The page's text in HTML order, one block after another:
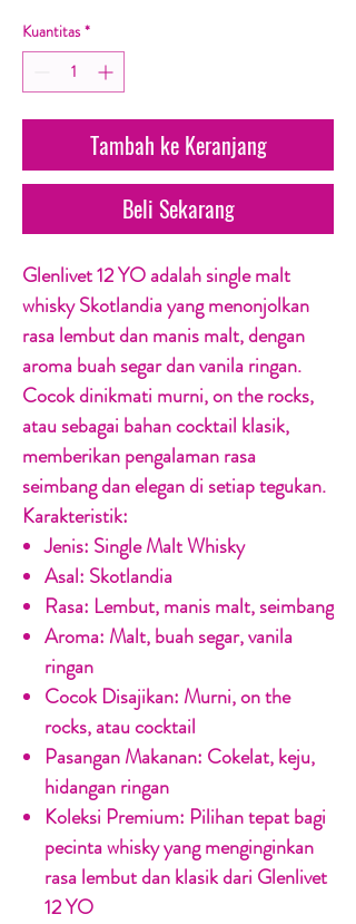
Kuantitas *
Tambah ke Keranjang
Beli Sekarang
Glenlivet 12 YO adalah single malt
whisky Skotlandia yang menonjolkan
rasa lembut dan manis malt, dengan
aroma buah segar dan vanila ringan.
Cocok dinikmati murni, on the rocks,
atau sebagai bahan cocktail klasik,
memberikan pengalaman rasa
seimbang dan elegan di setiap tegukan.
Karakteristik:
Jenis: Single Malt Whisky
Asal: Skotlandia
Rasa: Lembut, manis malt, seimbang
Aroma: Malt, buah segar, vanila
ringan
Cocok Disajikan: Murni, on the
rocks, atau cocktail
Pasangan Makanan: Cokelat, keju,
hidangan ringan
Koleksi Premium: Pilihan tepat bagi
pecinta whisky yang menginginkan
rasa lembut dan klasik dari Glenlivet
12 YO